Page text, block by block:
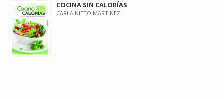
COCINA SIN CALORÍAS
CARLA NIETO MARTINEZ